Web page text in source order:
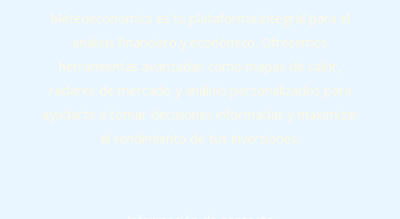
Meteoeconomics es tu plataforma integral para el
análisis financiero y económico. Ofrecemos
herramientas avanzadas como mapas de calor,
radares de mercado y análisis personalizados para
ayudarte a tomar decisiones informadas y maximizar
el rendimiento de tus inversiones.